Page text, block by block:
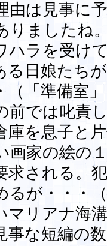
由は見事に
りましたね
ラを受け
る日娘たち
（「準備室
前では叱責
を息子と
画家の絵の
求される。
るが・・・
マリアナ海
な短編の